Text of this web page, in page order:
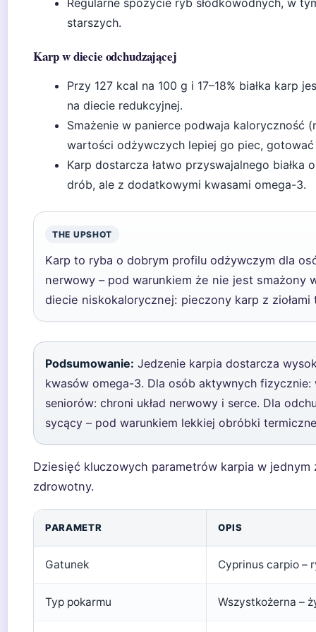
Regularne spożycie ryb słodkowodnych, w
starszych.
Karp w diecie odchudzającej
Przy 127 kcal na 100 g i 17–18% białka karp
na diecie redukcyjnej.
Smażenie w panierce podwaja kaloryczność
wartości odżywczych lepiej go piec, gotować
Karp dostarcza łatwo przyswajalnego
drób, ale z dodatkowymi kwasami omega-3.
THE UPSHOT
Karp to ryba o dobrym profilu odżywczym dla
nerwowy – pod warunkiem że nie jest smażony
diecie niskokalorycznej: pieczony karp z
Podsumowanie: Jedzenie karpia dostarcza
kwasów omega-3. Dla osób aktywnych fizycznie:
seniorów: chroni układ nerwowy i serce. Dla
sycący – pod warunkiem lekkiej obróbki
Dziesięć kluczowych parametrów karpia w
zdrowotny.
PARAMETR OPIS
Gatunek Cyprinus carpio –
Typ pokarmu Wszystkożerna –